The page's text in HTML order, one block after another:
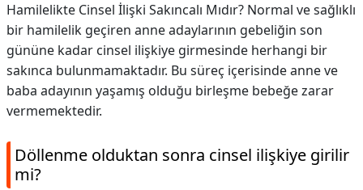
Hamilelikte Cinsel İlişki Sakıncalı Mıdır? Normal ve sağlıklı
bir hamilelik geçiren anne adaylarının gebeliğin son
gününe kadar cinsel ilişkiye girmesinde herhangi bir
sakınca bulunmamaktadır. Bu süreç içerisinde anne ve
baba adayının yaşamış olduğu birleşme bebeğe zarar
vermemektedir.
Döllenme olduktan sonra cinsel ilişkiye girilir
mi?